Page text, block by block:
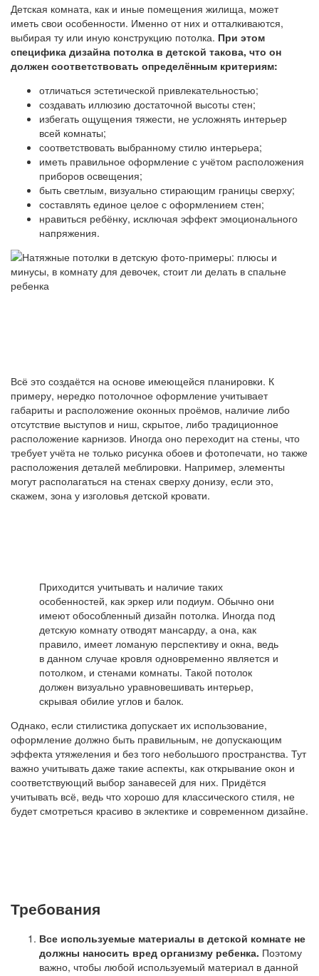
Детская комната, как и иные помещения жилища, может
иметь свои особенности. Именно от них и отталкиваются,
выбирая ту или иную конструкцию потолка. При этом
специфика дизайна потолка в детской такова, что он
должен соответствовать определённым критериям:
отличаться эстетической привлекательностью;
создавать иллюзию достаточной высоты стен;
избегать ощущения тяжести, не усложнять интерьер
всей комнаты;
соответствовать выбранному стилю интерьера;
иметь правильное оформление с учётом расположения
приборов освещения;
быть светлым, визуально стирающим границы сверху;
составлять единое целое с оформлением стен;
нравиться ребёнку, исключая эффект эмоционального
напряжения.
Всё это создаётся на основе имеющейся планировки. К
примеру, нередко потолочное оформление учитывает
габариты и расположение оконных проёмов, наличие либо
отсутствие выступов и ниш, скрытое, либо традиционное
расположение карнизов. Иногда оно переходит на стены, что
требует учёта не только рисунка обоев и фотопечати, но также
расположения деталей меблировки. Например, элементы
могут располагаться на стенах сверху донизу, если это,
скажем, зона у изголовья детской кровати.
Приходится учитывать и наличие таких
особенностей, как эркер или подиум. Обычно они
имеют обособленный дизайн потолка. Иногда под
детскую комнату отводят мансарду, а она, как
правило, имеет ломаную перспективу и окна, ведь
в данном случае кровля одновременно является и
потолком, и стенами комнаты. Такой потолок
должен визуально уравновешивать интерьер,
скрывая обилие углов и балок.
Однако, если стилистика допускает их использование,
оформление должно быть правильным, не допускающим
эффекта утяжеления и без того небольшого пространства. Тут
важно учитывать даже такие аспекты, как открывание окон и
соответствующий выбор занавесей для них. Придётся
учитывать всё, ведь что хорошо для классического стиля, не
будет смотреться красиво в эклектике и современном дизайне.
Требования
Все используемые материалы в детской комнате не
должны наносить вред организму ребенка. Поэтому
важно, чтобы любой используемый материал в данной